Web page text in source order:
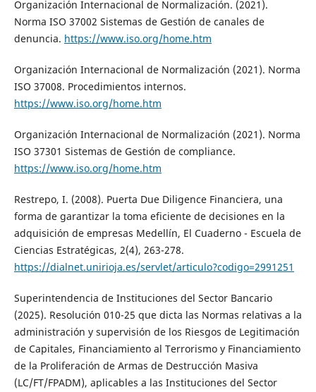
Organización Internacional de Normalización. (2021).
Norma ISO 37002 Sistemas de Gestión de canales de
denuncia. https://www.iso.org/home.htm
Organización Internacional de Normalización (2021). Norma
ISO 37008. Procedimientos internos.
https://www.iso.org/home.htm
Organización Internacional de Normalización (2021). Norma
ISO 37301 Sistemas de Gestión de compliance.
https://www.iso.org/home.htm
Restrepo, I. (2008). Puerta Due Diligence Financiera, una
forma de garantizar la toma eficiente de decisiones en la
adquisición de empresas Medellín, El Cuaderno - Escuela de
Ciencias Estratégicas, 2(4), 263-278.
https://dialnet.unirioja.es/servlet/articulo?codigo=2991251
Superintendencia de Instituciones del Sector Bancario
(2025). Resolución 010-25 que dicta las Normas relativas a la
administración y supervisión de los Riesgos de Legitimación
de Capitales, Financiamiento al Terrorismo y Financiamiento
de la Proliferación de Armas de Destrucción Masiva
(LC/FT/FPADM), aplicables a las Instituciones del Sector